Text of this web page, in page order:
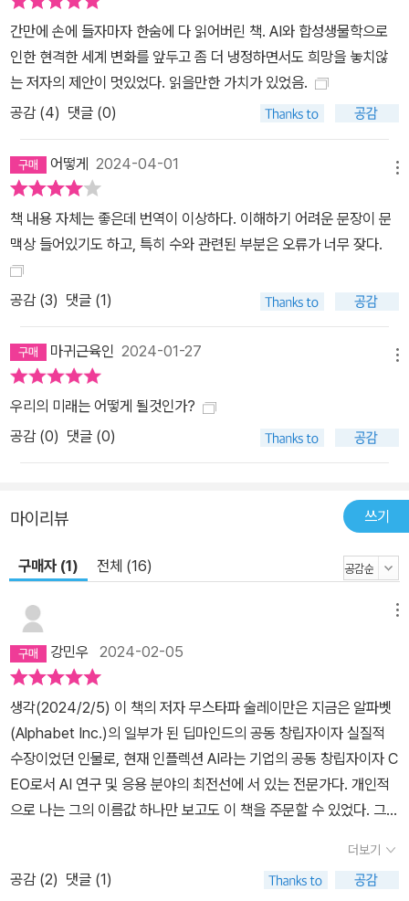
다면 AI가 인류의 축복이 될 수 있을 것이라는 기대가 공존한다. 무엇
보다 이 책이 지니고 있는 진정한 가치는 예측 가능한 미래와 그에 대
한 적절히 대응할 수 있는 대안의 제시에 있다. 다가오는 거대한 물결
과 이로 인해 뒤바뀔 인류의 미래, 우리는 어떤 선택을 할 것인가?
《더 커밍 웨이브》에서 그 해답을 함께 찾아본다. 이 책의 주요 내용
이 책의 1부에서는 수천 년에 걸쳐 발전해 온 기술의 오랜 역사와 기
술 변화의 물결이 어떻게 확산되는지 살펴본다. 무엇이 기술의 원동
력일까? 무엇이 기술을 보편적인 것으로 만들까? 더불어 우리는 새
로운 기술을 의식적으로 거부한 사회가 있었는지도 살펴본다. 2부에
서는 다가오는 물결에 대해 자세히 살펴본다. 그 물결의 중심에는 엄
청난 잠재력과 힘, 위험성을 지닌 두 가지 범용 기술, 즉 인공 지능과
합성 생물학이 자리하고 있다. 두 기술이 미칠 영향은 오래전부터 예
술을 중심으로 로봇 공학과 양자 컴퓨팅과 같은 여러 관련 기술이 복
잡하고 격동적인 방식으로 발전할 것이다. 여기에서는 관련 기술들이
어떻게 등장했고 어떠한 기능을 수행할 수 있는지 살펴볼 뿐만 아니
라 그 기술들을 억제하기가 왜 그렇게 어려운지 그 이유에 대해서도
함께 살펴본다. 3부에서는 억제되지 않은 기술의 물결이 불러올 거대
자 기술 억제의 가장 중요한 주체는 바로 국민 국가다. 이미 위기에 흔
들리고 있는 국가는 새로운 형태의 폭력, 잘못된 정보의 홍수, 사라져
로 더 약화될 것이다. 더 나아가 그 물결은 중앙 집중화와 탈중앙화를
들을 새로 만들어 내고 권위주의를 강화하는 한편, 전통적인 사회 구
조 밖에서 살아가는 집단과 움직임에도 힘을 실어 줄 것이다. 국민 국
가의 정교한 협상은 우리가 그와 같은 제도를 가장 필요로 할 때 엄청
난 압박을 받게 될 것이다. 결국 이러한 방식으로 우리는 딜레마에 빠
지게 된다. 4부에서는 우리가 할 수 있는 일에 대한 논의로 넘어간다.
기술을 억제하고 딜레마에서 벗어날 수 있는 가능성이 조금이라도 있
을까? 있다면 어떤 방법이 있을까? 이 섹션에서는 코드와 DNA 수준
에서 국제 조약 수준까지 10단계로 나눠 엄격하고 중첩된 제약 조건,
간만에 손에 들자마자 한숨에 다 읽어버린 책. AI와 합성생물학으로
인한 현격한 세계 변화를 앞두고 좀 더 냉정하면서도 희망을 놓치않
는 저자의 제안이 멋있었다. 읽을만한 가치가 있었음.
공감 (4) 댓글 (0)
어떻게 2024-04-01
책 내용 자체는 좋은데 번역이 이상하다. 이해하기 어려운 문장이 문
맥상 들어있기도 하고, 특히 수와 관련된 부분은 오류가 너무 잦다.
공감 (3) 댓글 (1)
마귀근육인 2024-01-27
우리의 미래는 어떻게 될것인가?
공감 (0) 댓글 (0)
마이리뷰 쓰기
구매자 (1) 전체 (16)
강민우 2024-02-05
생각(2024/2/5) ​​이 책의 저자 무스타파 술레이만은 지금은 알파벳
(Alphabet Inc.)의 일부가 된 딥마인드의 공동 창립자이자 실질적
수장이었던 인물로, 현재 인플렉션 AI라는 기업의 공동 창립자이자 C
EO로서 AI 연구 및 응용 분야의 최전선에 서 있는 전문가다. 개인적
으로 나는 그의 이름값 하나만 보고도 이 책을 주문할 수 있었다. 그리
충동적이었던 내 선택에 대한 의문을 5분도 채 안 되어 싹 씻구어버
렸다. ​알랭 드 보통의 추천사가 이 책을 읽은 내 심정을 가장 정확하게
더보기
공감 (2) 댓글 (1)